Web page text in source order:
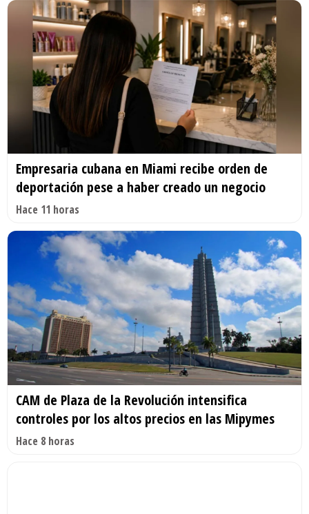
Empresaria cubana en Miami recibe orden de
deportación pese a haber creado un negocio
Hace 11 horas
CAM de Plaza de la Revolución intensifica
controles por los altos precios en las Mipymes
Hace 8 horas